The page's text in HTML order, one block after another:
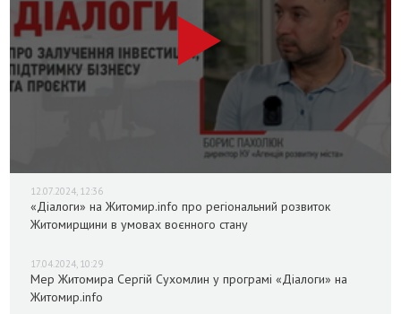
12.07.2024, 12:36
«Діалоги» на Житомир.info про регіональний розвиток
Житомирщини в умовах воєнного стану
17.04.2024, 10:29
Мер Житомира Сергій Сухомлин у програмі «Діалоги» на
Житомир.info